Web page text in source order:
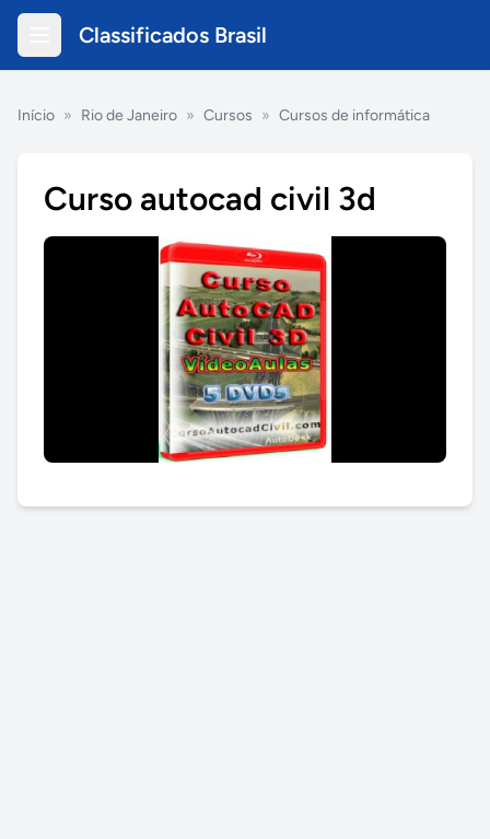
Classificados Brasil
Início » Rio de Janeiro » Cursos » Cursos de informática
Curso autocad civil 3d